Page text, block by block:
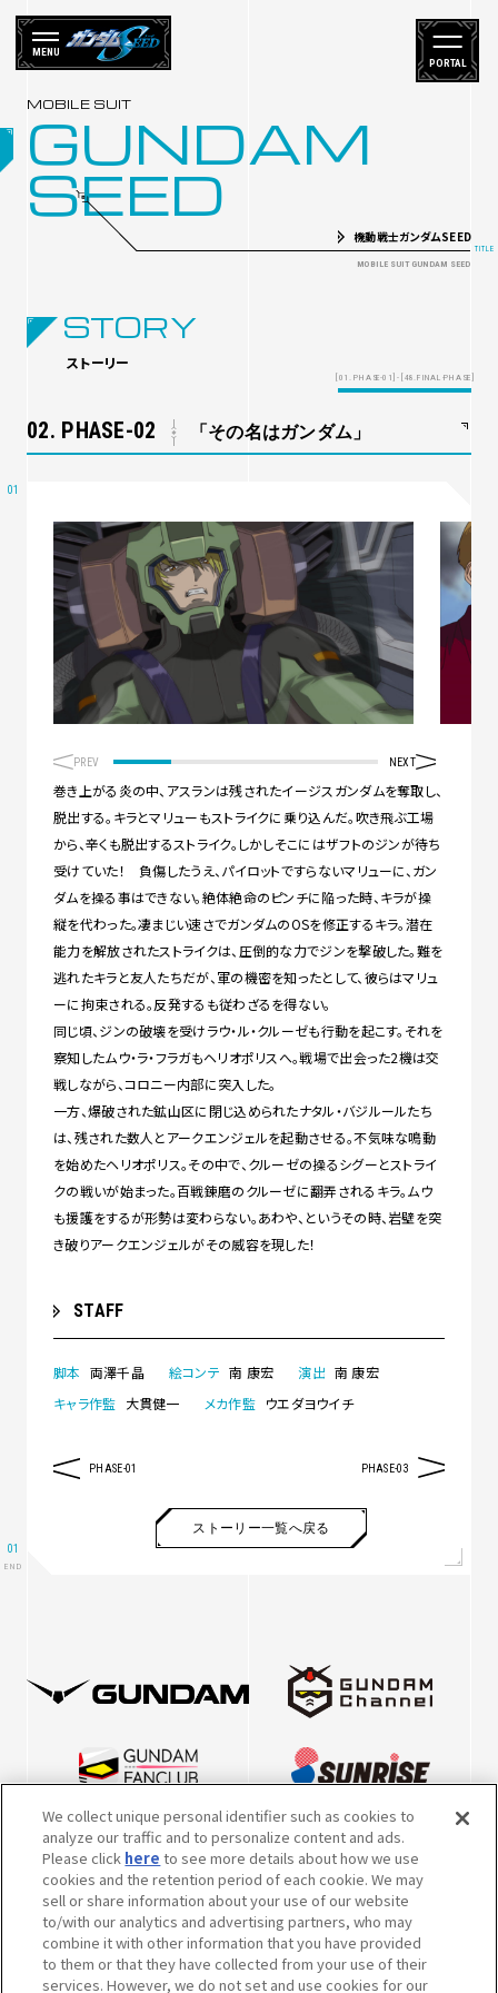
PORTAL
MENU
GUNDAM
SEED
機動戦士ガンダムSEED
STORY
ストーリー
[01. PHASE-01] - [48.FINAL-PHASE]
02. PHASE-02 「その名はガンダム」
PREV NEXT
巻き上がる炎の中、アスランは残されたイージスガンダムを奪取し、
脱出する。キラとマリューもストライクに乗り込んだ。吹き飛ぶ工場
から、辛くも脱出するストライク。しかしそこにはザフトのジンが待ち
受けていた！ 負傷したうえ、パイロットですらないマリューに、ガン
ダムを操る事はできない。絶体絶命のピンチに陥った時、キラが操
縦を代わった。凄まじい速さでガンダムのOSを修正するキラ。潜在
能力を解放されたストライクは、圧倒的な力でジンを撃破した。難を
逃れたキラと友人たちだが、軍の機密を知ったとして、彼らはマリュ
ーに拘束される。反発するも従わざるを得ない。
同じ頃、ジンの破壊を受けラウ・ル・クルーゼも行動を起こす。それを
察知したムウ・ラ・フラガもヘリオポリスへ。戦場で出会った2機は交
戦しながら、コロニー内部に突入した。
一方、爆破された鉱山区に閉じ込められたナタル・バジルールたち
は、残された数人とアークエンジェルを起動させる。不気味な鳴動
を始めたヘリオポリス。その中で、クルーゼの操るシグーとストライ
クの戦いが始まった。百戦錬磨のクルーゼに翻弄されるキラ。ムウ
も援護をするが形勢は変わらない。あわや、というその時、岩壁を突
き破りアークエンジェルがその威容を現した！
STAFF
脚本 両澤千晶 絵コンテ 南 康宏 演出 南 康宏
キャラ作監 大貫健一 メカ作監 ウエダヨウイチ
PHASE-01 PHASE-03
ストーリー一覧へ戻る
※英表記につきまして、2022年10月5日より、一部キャラクター・メカの表
We collect unique personal identifier such as cookies to
analyze our traffic and to personalize content and ads.
Please click here to see more details about how we use
cookies and the retention period of each cookie. We may
sell or share information about your use of our website
to/with our analytics and advertising partners, who may
combine it with other information that you have provided
to them or that they have collected from your use of their
services. However, we do not set and use cookies for our